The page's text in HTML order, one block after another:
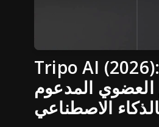
Tripo AI (2026): مستقبل
العضوي المدعوم
الاصطناعي